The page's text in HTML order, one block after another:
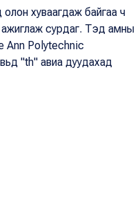
олон хуваагдаж байгаа ч
ажиглаж сурдаг. Тэд амны
Ann Polytechnic
"th" авиа дуудахад